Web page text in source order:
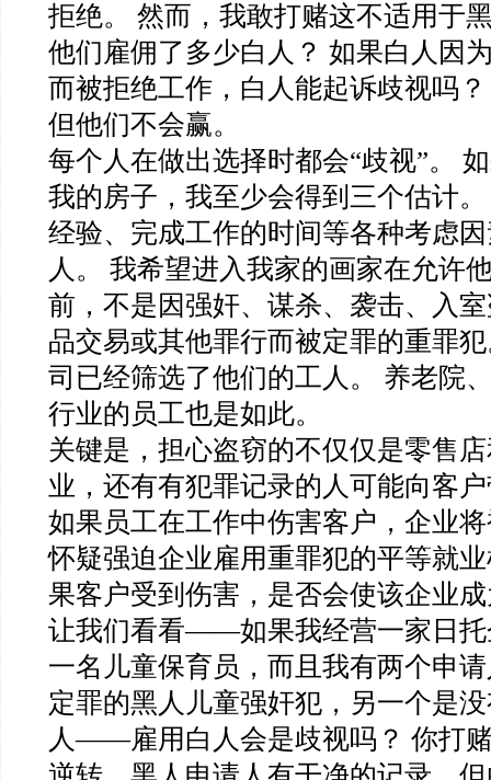
拒绝。 然而，我敢打赌这不适用于
他们雇佣了多少白人？ 如果白人因
而被拒绝工作，白人能起诉歧视吗
但他们不会赢。
每个人在做出选择时都会“歧视”。
我的房子，我至少会得到三个估计
经验、完成工作的时间等各种考虑
人。 我希望进入我家的画家在允许
前，不是因强奸、谋杀、袭击、入
品交易或其他罪行而被定罪的重罪
司已经筛选了他们的工人。 养老院
行业的员工也是如此。
关键是，担心盗窃的不仅仅是零售
业，还有有犯罪记录的人可能向客
如果员工在工作中伤害客户，企业
怀疑强迫企业雇用重罪犯的平等就
果客户受到伤害，是否会使该企业
让我们看看——如果我经营一家日托
一名儿童保育员，而且我有两个申
定罪的黑人儿童强奸犯，另一个是
人——雇用白人会是歧视吗？ 你打